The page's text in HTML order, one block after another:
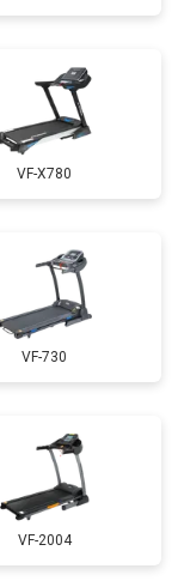
VF-X780
VF-730
VF-2004